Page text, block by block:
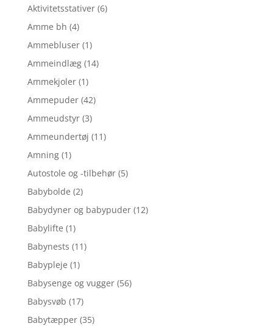
Aktivitetsstativer (6)
Amme bh (4)
Ammebluser (1)
Ammeindlæg (14)
Ammekjoler (1)
Ammepuder (42)
Ammeudstyr (3)
Ammeundertøj (11)
Amning (1)
Autostole og -tilbehør (5)
Babybolde (2)
Babydyner og babypuder (12)
Babylifte (1)
Babynests (11)
Babypleje (1)
Babysenge og vugger (56)
Babysvøb (17)
Babytæpper (35)